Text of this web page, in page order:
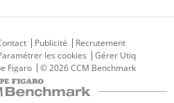
Publicité
Recrutement
les cookies
Gérer Utiq
Figaro © 2026 CCM Benchmark